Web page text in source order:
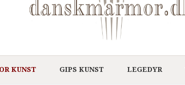
KUNST GIPS KUNST LEGEDYR